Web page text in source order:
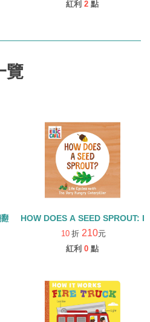
紅利 2 點
覽
書 HOW DOES A SEED SPROUT:
10 折 210元
紅利 0 點